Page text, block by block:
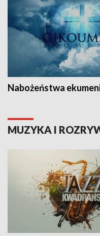
Nabożeństwa
MUZYKA I